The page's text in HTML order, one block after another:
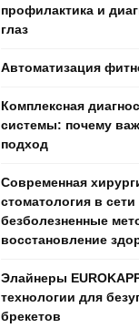
профилактика и
глаз
Автоматизация
Комплексная
системы: почему
подход
Современная
стоматология в сети
безболезненные
восстановление
Элайнеры
технологии для
брекетов